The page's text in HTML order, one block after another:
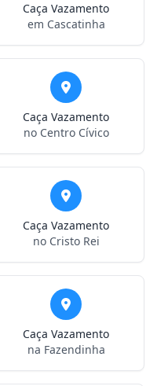
Caça Vazamento
em Cascatinha
Caça Vazamento
no Centro Cívico
Caça Vazamento
no Cristo Rei
Caça Vazamento
na Fazendinha